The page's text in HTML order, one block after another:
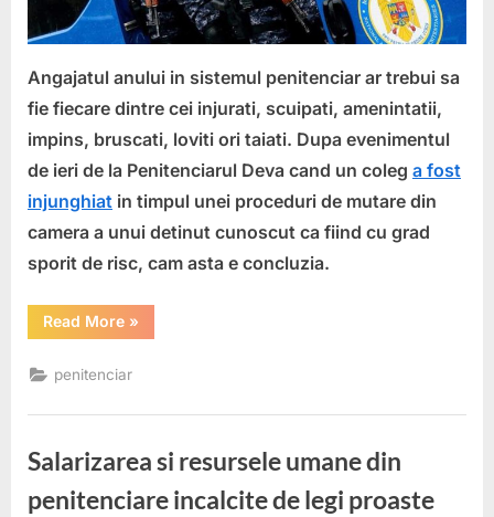
bruscat,
lovit
taiat
Angajatul anului in sistemul penitenciar ar trebui sa
fie fiecare dintre cei injurati, scuipati, amenintatii,
impins, bruscati, loviti ori taiati. Dupa evenimentul
de ieri de la Penitenciarul Deva cand un coleg a fost
injunghiat in timpul unei proceduri de mutare din
camera a unui detinut cunoscut ca fiind cu grad
sporit de risc, cam asta e concluzia.
Read More“Angajatul
anului
penitenciar.
scuipat,
bruscat,
lovit
si
taiat”
»
penitenciar
Salarizarea si resursele umane din
penitenciare incalcite de legi proaste